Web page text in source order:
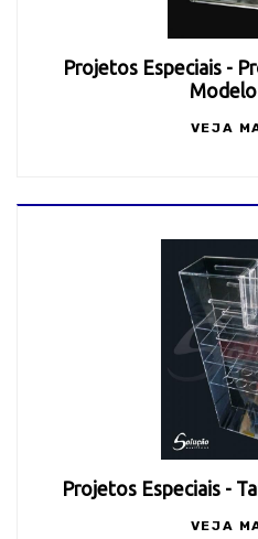
Projetos Especiais -
VEJA
Projetos Especiais -
VEJA